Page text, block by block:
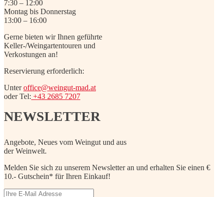
7:30 – 12:00
Montag bis Donnerstag
13:00 – 16:00
Gerne bieten wir Ihnen geführte
Keller-/Weingartentouren und
Verkostungen an!
Reservierung erforderlich:
Unteroffice@weingut-mad.at
oder Tel: +43 2685 7207
NEWSLETTER
Angebote, Neues vom Weingut und aus
der Weinwelt.
Melden Sie sich zu unserem Newsletter an und erhalten Sie einen €
10.- Gutschein* für Ihren Einkauf!